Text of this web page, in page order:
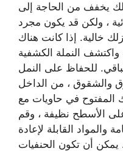
يخفف من الحاجة إلى
، ولكن قد يكون مجرد
خالية. إذا كانت هناك
النملة الكشفية
للحفاظ على النمل
والشقوق ، من الداخل
المفتوح في حاويات مع
الأسطح نظيفة ، وقم
والمواد القابلة لإعادة
يمكن أن تكون الحنفيات